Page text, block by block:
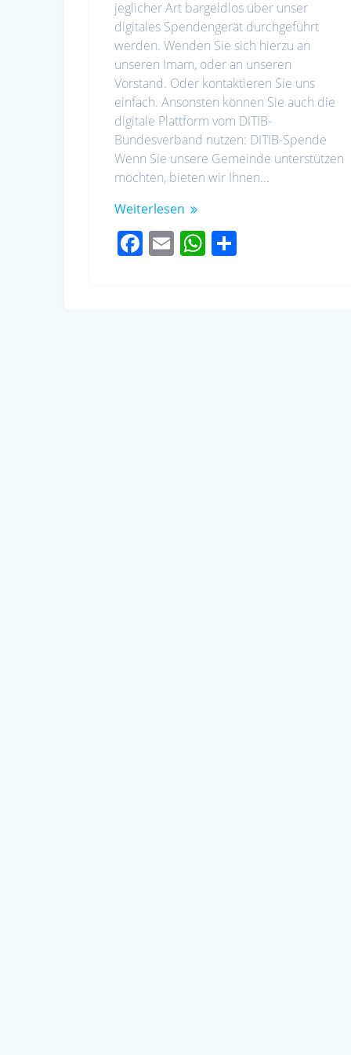
jeglicher Art bargeldlos über unser
digitales Spendengerät durchgeführt
werden. Wenden Sie sich hierzu an
unseren Imam, oder an unseren
Vorstand. Oder kontaktieren Sie uns
einfach. Ansonsten können Sie auch die
digitale Plattform vom DITIB-
Bundesverband nutzen: DITIB-Spende
Wenn Sie unsere Gemeinde unterstützen
möchten, bieten wir Ihnen…
Weiterlesen
F E W